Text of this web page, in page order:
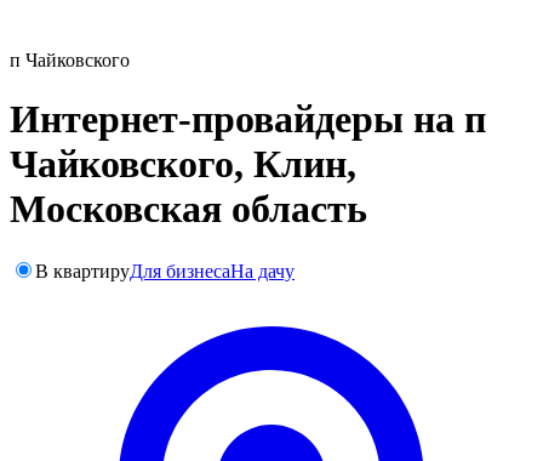
п Чайковского
Интернет-провайдеры на п
Чайковского, Клин,
Московская область
В квартируДля бизнесаНа дачу